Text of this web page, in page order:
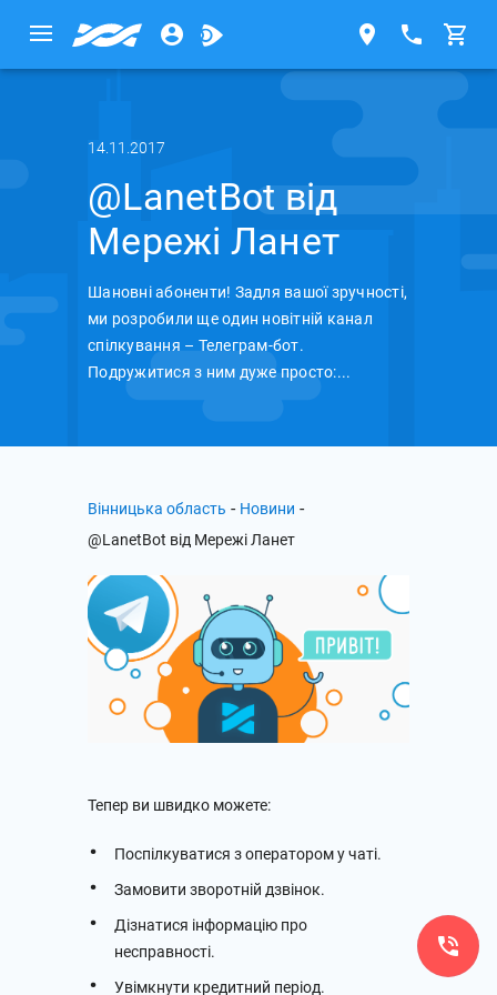
14.11.2017
@LanetBot від
Мережі Ланет
Шановні абоненти! Задля вашої зручності,
ми розробили ще один новітній канал
спілкування – Телеграм-бот.
Подружитися з ним дуже просто:...
Вінницька область - Новини -
@LanetBot від Мережі Ланет
Тепер ви швидко можете:
Поспілкуватися з оператором у чаті.
Замовити зворотній дзвінок.
Дізнатися інформацію про
несправності.
Увімкнути кредитний період.